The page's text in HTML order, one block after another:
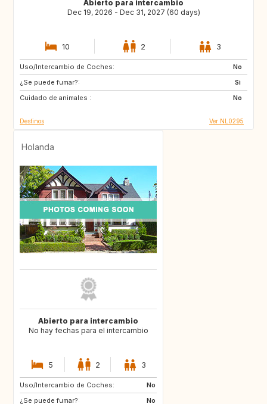
Abierto para intercambio
Dec 19, 2026 - Dec 31, 2027 (60 days)
10 2 3
Uso/Intercambio de Coches:
No
¿Se puede fumar?:
Si
Cuidado de animales :
No
SI
GB
IE
Destinos Ver NL0295
Holanda
Abierto para intercambio
No hay fechas para el intercambio
5 2 3
Uso/Intercambio de Coches:
No
¿Se puede fumar?:
No
US
PL